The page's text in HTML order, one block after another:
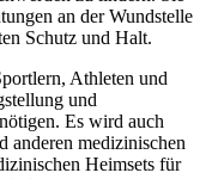
an der Wundstelle
Schutz und Halt.
Athleten und
und
Es wird auch
anderen medizinischen
Heimsets für